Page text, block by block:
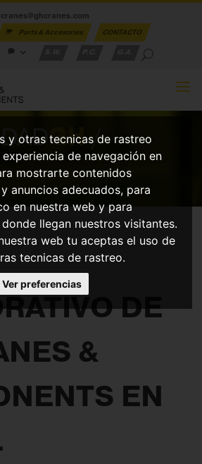
y otras tecnicas de rastreo
de navegación en
mostrarte contenidos
anuncios adecuados, para
en nuestra web y para
llegan nuestros visitantes.
web tu aceptas el uso de
tecnicas de rastreo.
Ver preferencias
Parts & Accesories
CONTACTO
GH/
DE
&
EN